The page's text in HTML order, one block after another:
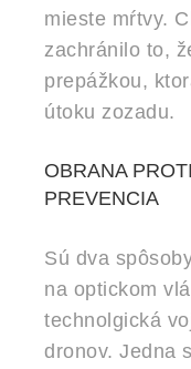
mieste mŕtvy.
zachránilo to,
prepážkou,
útoku zozadu.
OBRANA
PREVENCIA
Sú dva
na optickom
technolgická
dronov. Jedna